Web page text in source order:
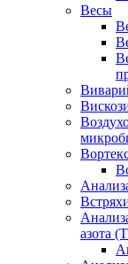
Весы
азота